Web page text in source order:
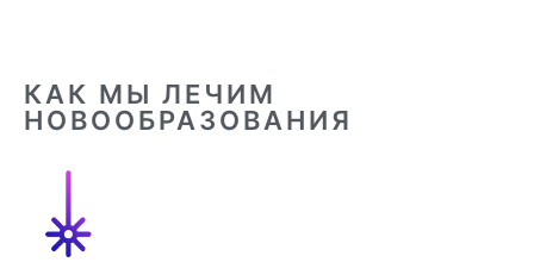
КАК МЫ ЛЕЧИМ
НОВООБРАЗОВАНИЯ